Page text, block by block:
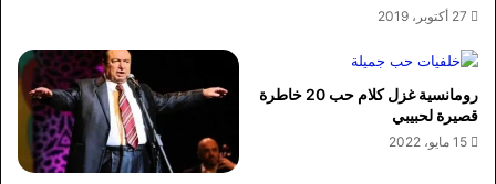
27 أكتوبر، 2019
رومانسية غزل كلام حب 20 خاطرة
قصيرة لحبيبي
15 مايو، 2022